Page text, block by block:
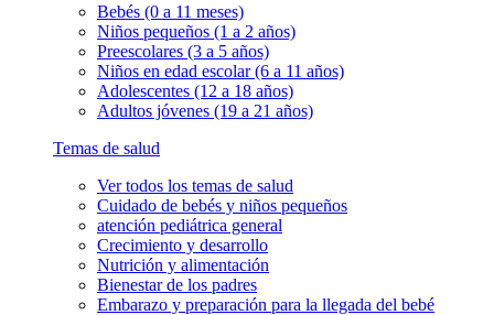
Bebés (0 a 11 meses)
Niños pequeños (1 a 2 años)
Preescolares (3 a 5 años)
Niños en edad escolar (6 a 11 años)
Adolescentes (12 a 18 años)
Adultos jóvenes (19 a 21 años)
Temas de salud
Ver todos los temas de salud
Cuidado de bebés y niños pequeños
atención pediátrica general
Crecimiento y desarrollo
Nutrición y alimentación
Bienestar de los padres
Embarazo y preparación para la llegada del bebé